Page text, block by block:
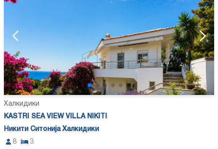
Халкидики
KASTRI SEA VIEW VILLA NIKITI
Никити Ситонија Халкидики
8
3